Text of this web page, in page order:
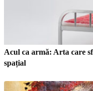
Acul ca armă: Arta care
spațial